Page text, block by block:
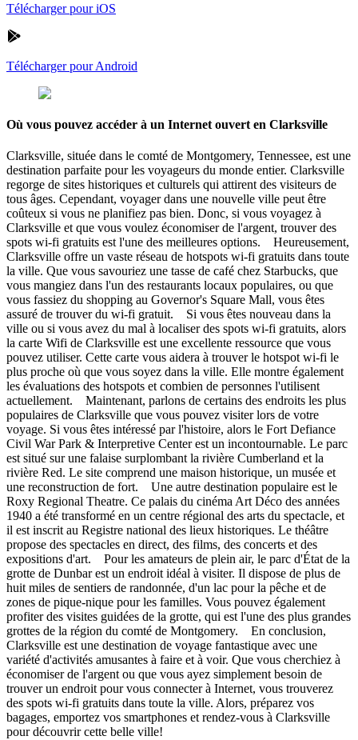
Télécharger pour iOS
Télécharger pour Android
Où vous pouvez accéder à un Internet ouvert en Clarksville
Clarksville, située dans le comté de Montgomery, Tennessee, est une
destination parfaite pour les voyageurs du monde entier. Clarksville
regorge de sites historiques et culturels qui attirent des visiteurs de
tous âges. Cependant, voyager dans une nouvelle ville peut être
coûteux si vous ne planifiez pas bien. Donc, si vous voyagez à
Clarksville et que vous voulez économiser de l'argent, trouver des
spots wi-fi gratuits est l'une des meilleures options. Heureusement,
Clarksville offre un vaste réseau de hotspots wi-fi gratuits dans toute
la ville. Que vous savouriez une tasse de café chez Starbucks, que
vous mangiez dans l'un des restaurants locaux populaires, ou que
vous fassiez du shopping au Governor's Square Mall, vous êtes
assuré de trouver du wi-fi gratuit. Si vous êtes nouveau dans la
ville ou si vous avez du mal à localiser des spots wi-fi gratuits, alors
la carte Wifi de Clarksville est une excellente ressource que vous
pouvez utiliser. Cette carte vous aidera à trouver le hotspot wi-fi le
plus proche où que vous soyez dans la ville. Elle montre également
les évaluations des hotspots et combien de personnes l'utilisent
actuellement. Maintenant, parlons de certains des endroits les plus
populaires de Clarksville que vous pouvez visiter lors de votre
voyage. Si vous êtes intéressé par l'histoire, alors le Fort Defiance
Civil War Park & Interpretive Center est un incontournable. Le parc
est situé sur une falaise surplombant la rivière Cumberland et la
rivière Red. Le site comprend une maison historique, un musée et
une reconstruction de fort. Une autre destination populaire est le
Roxy Regional Theatre. Ce palais du cinéma Art Déco des années
1940 a été transformé en un centre régional des arts du spectacle, et
il est inscrit au Registre national des lieux historiques. Le théâtre
propose des spectacles en direct, des films, des concerts et des
expositions d'art. Pour les amateurs de plein air, le parc d'État de la
grotte de Dunbar est un endroit idéal à visiter. Il dispose de plus de
huit miles de sentiers de randonnée, d'un lac pour la pêche et de
zones de pique-nique pour les familles. Vous pouvez également
profiter des visites guidées de la grotte, qui est l'une des plus grandes
grottes de la région du comté de Montgomery. En conclusion,
Clarksville est une destination de voyage fantastique avec une
variété d'activités amusantes à faire et à voir. Que vous cherchiez à
économiser de l'argent ou que vous ayez simplement besoin de
trouver un endroit pour vous connecter à Internet, vous trouverez
des spots wi-fi gratuits dans toute la ville. Alors, préparez vos
bagages, emportez vos smartphones et rendez-vous à Clarksville
pour découvrir cette belle ville!